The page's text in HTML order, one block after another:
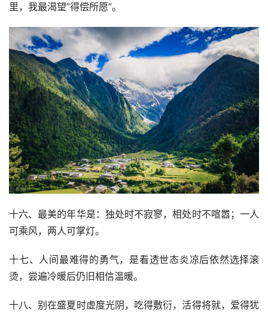
里，我最渴望”得偿所愿”。
十六、最美的年华是：独处时不寂寥，相处时不喧嚣；一人
可乘风，两人可掌灯。
十七、人间最难得的勇气，是看透世态炎凉后依然选择滚
烫，尝遍冷暖后仍旧相信温暖。
十八、别在盛夏时虚度光阴，吃得敷衍，活得将就，爱得犹